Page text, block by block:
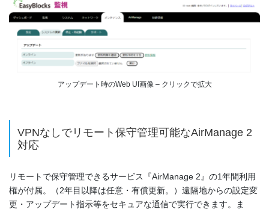
アップデート時のWeb UI画像 – クリックで拡大
VPNなしでリモート保守管理可能なAirManage 2
対応
リモートで保守管理できるサービス『AirManage 2』の1年間利用
権が付属。（2年目以降は任意・有償更新。）遠隔地からの設定変
更・アップデート指示等をセキュアな通信で実行できます。ま